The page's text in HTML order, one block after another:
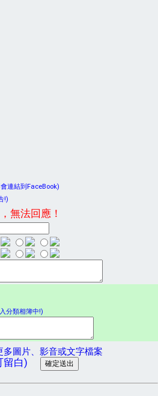
連結到FaceBook)
!)
無法回應！
分類相簿中!)
圖片、影音或文字檔案
留白)